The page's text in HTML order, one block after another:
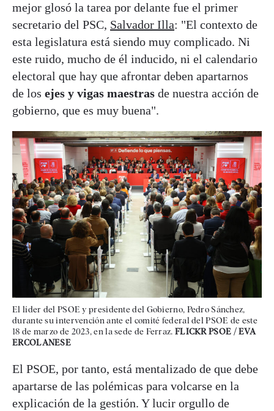
mejor glosó la tarea por delante fue el primer
secretario del PSC, Salvador Illa: "El contexto de
esta legislatura está siendo muy complicado. Ni
este ruido, mucho de él inducido, ni el calendario
electoral que hay que afrontar deben apartarnos
de los ejes y vigas maestras de nuestra acción de
gobierno, que es muy buena".
El líder del PSOE y presidente del Gobierno, Pedro Sánchez,
durante su intervención ante el comité federal del PSOE de este
18 de marzo de 2023, en la sede de Ferraz. FLICKR PSOE / EVA
ERCOLANESE
El PSOE, por tanto, está mentalizado de que debe
apartarse de las polémicas para volcarse en la
explicación de la gestión. Y lucir orgullo de